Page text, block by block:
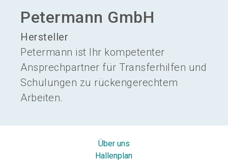
Petermann GmbH
Hersteller
Petermann ist Ihr kompetenter
Ansprechpartner für Transferhilfen und
Schulungen zu rückengerechtem
Arbeiten.
Über uns
Hallenplan